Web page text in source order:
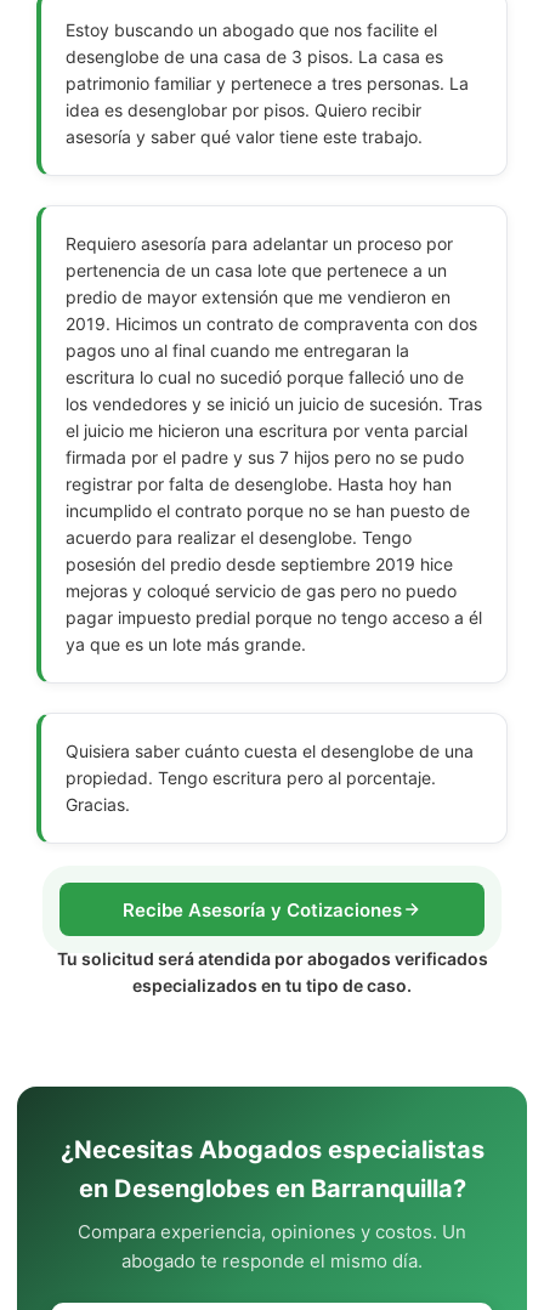
Estoy buscando un abogado que nos facilite el
desenglobe de una casa de 3 pisos. La casa es
patrimonio familiar y pertenece a tres personas. La
idea es desenglobar por pisos. Quiero recibir
asesoría y saber qué valor tiene este trabajo.
Requiero asesoría para adelantar un proceso por
pertenencia de un casa lote que pertenece a un
predio de mayor extensión que me vendieron en
2019. Hicimos un contrato de compraventa con dos
pagos uno al final cuando me entregaran la
escritura lo cual no sucedió porque falleció uno de
los vendedores y se inició un juicio de sucesión. Tras
el juicio me hicieron una escritura por venta parcial
firmada por el padre y sus 7 hijos pero no se pudo
registrar por falta de desenglobe. Hasta hoy han
incumplido el contrato porque no se han puesto de
acuerdo para realizar el desenglobe. Tengo
posesión del predio desde septiembre 2019 hice
mejoras y coloqué servicio de gas pero no puedo
pagar impuesto predial porque no tengo acceso a él
ya que es un lote más grande.
Quisiera saber cuánto cuesta el desenglobe de una
propiedad. Tengo escritura pero al porcentaje.
Gracias.
Recibe Asesoría y Cotizaciones
Tu solicitud será atendida por abogados verificados
especializados en tu tipo de caso.
¿Necesitas Abogados especialistas
en Desenglobes en Barranquilla?
Compara experiencia, opiniones y costos. Un
abogado te responde el mismo día.